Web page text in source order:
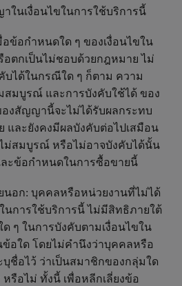
ในเงื่อนไขในการใช้บริการนี้
อข้อกำหนดใด ๆ ของเงื่อนไขใน
อตกเป็นไม่ชอบด้วยกฎหมาย ไม่
ได้ในกรณีใด ๆ ก็ตาม ความ
มบูรณ์ และการบังคับใช้ได้ ของ
งสัญญานี้จะไม่ได้รับผลกระทบ
และยังคงมีผลบังคับต่อไปเสมือน
ม่สมบูรณ์ หรือไม่อาจบังคับได้นั้น
ละข้อกำหนดในการซื้อขายนี้
นอก: บุคคลหรือหน่วยงานที่ไม่ได้
นการใช้บริการนี้ ไม่มีสิทธิภายใต้
ๆ ในการบังคับตามเงื่อนไขใน
อใด โดยไม่คำนึงว่าบุคคลหรือ
ชื่อไว้ ว่าเป็นสมาชิกของกลุ่มใด
หรือไม่ ทั้งนี้ เพื่อหลีกเลี่ยงข้อ